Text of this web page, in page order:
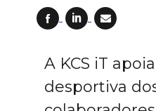
A KCS iT
desportiva